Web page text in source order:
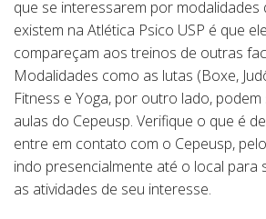
que se interessarem por modalidades
existem na Atlética Psico USP é que
compareçam aos treinos de outras
Modalidades como as lutas (Boxe,
Fitness e Yoga, por outro lado,
aulas do Cepeusp. Verifique o que é
entre em contato com o Cepeusp, pelo
indo presencialmente até o local para
as atividades de seu interesse.